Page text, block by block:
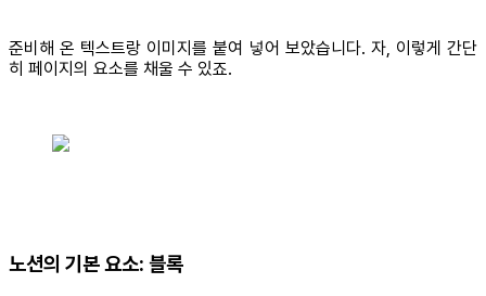
준비해 온 텍스트랑 이미지를 붙여 넣어 보았습니다. 자, 이렇게 간단
히 페이지의 요소를 채울 수 있죠.
노션의 기본 요소: 블록